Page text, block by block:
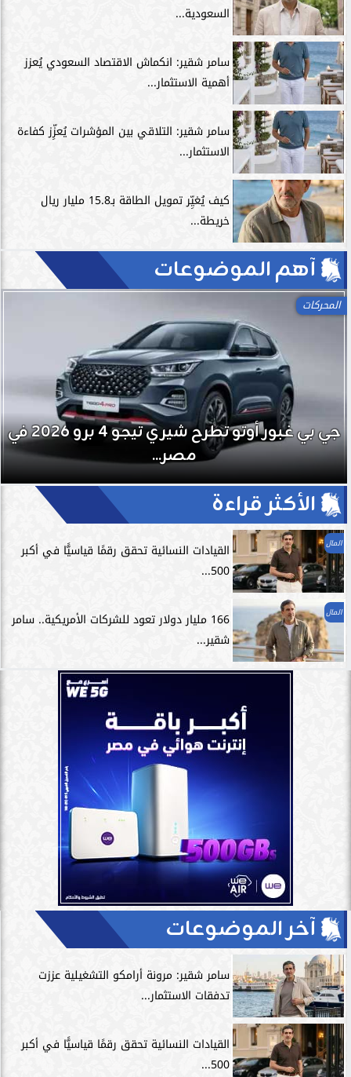
السعودية...
سامر شقير: انكماش الاقتصاد السعودي يُعزز
أهمية الاستثمار...
سامر شقير: التلاقي بين المؤشرات يُعزِّز كفاءة
الاستثمار...
كيف يُغيِّر تمويل الطاقة بـ15.8 مليار ريال
خريطة...
آهم الموضوعات
المحركات
جي بي غبور أوتو تطرح شيري تيجو 4 برو 2026 في
مصر...
الأكثر قراءة
المال
القيادات النسائية تحقق رقمًا قياسيًّا في أكبر
500...
المال
166 مليار دولار تعود للشركات الأمريكية.. سامر
شقير...
آخر الموضوعات
سامر شقير: مرونة أرامكو التشغيلية عززت
تدفقات الاستثمار...
القيادات النسائية تحقق رقمًا قياسيًّا في أكبر
500...